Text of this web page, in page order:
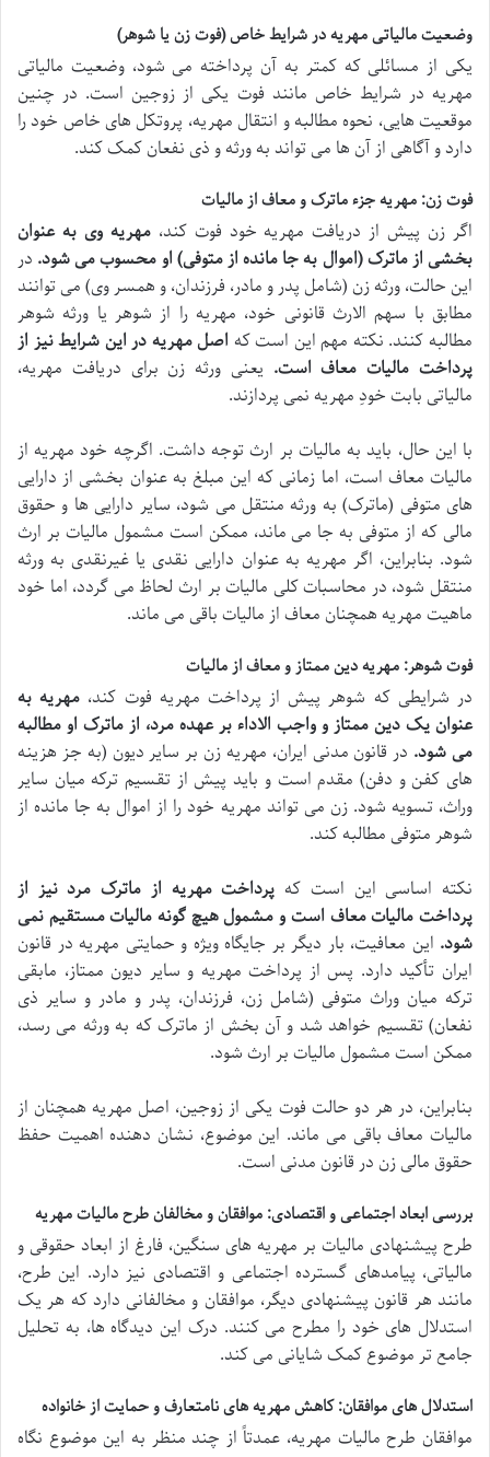
وضعیت مالیاتی مهریه در شرایط خاص (فوت زن یا شوهر)
یکی از مسائلی که کمتر به آن پرداخته می شود، وضعیت مالیاتی
مهریه در شرایط خاص مانند فوت یکی از زوجین است. در چنین
موقعیت هایی، نحوه مطالبه و انتقال مهریه، پروتکل های خاص خود را
دارد و آگاهی از آن ها می تواند به ورثه و ذی نفعان کمک کند.
فوت زن: مهریه جزء ماترک و معاف از مالیات
اگر زن پیش از دریافت مهریه خود فوت کند،مهریه وی به عنوان
بخشی از ماترک (اموال به جا مانده از متوفی) او محسوب می شود. در
این حالت، ورثه زن (شامل پدر و مادر، فرزندان، و همسر وی) می توانند
مطابق با سهم الارث قانونی خود، مهریه را از شوهر یا ورثه شوهر
مطالبه کنند. نکته مهم این است که اصل مهریه در این شرایط نیز از
پرداخت مالیات معاف است. یعنی ورثه زن برای دریافت مهریه،
مالیاتی بابت خودِ مهریه نمی پردازند.
با این حال، باید به مالیات بر ارث توجه داشت. اگرچه خود مهریه از
مالیات معاف است، اما زمانی که این مبلغ به عنوان بخشی از دارایی
های متوفی (ماترک) به ورثه منتقل می شود، سایر دارایی ها و حقوق
مالی که از متوفی به جا می ماند، ممکن است مشمول مالیات بر ارث
شود. بنابراین، اگر مهریه به عنوان دارایی نقدی یا غیرنقدی به ورثه
منتقل شود، در محاسبات کلی مالیات بر ارث لحاظ می گردد، اما خود
ماهیت مهریه همچنان معاف از مالیات باقی می ماند.
فوت شوهر: مهریه دین ممتاز و معاف از مالیات
در شرایطی که شوهر پیش از پرداخت مهریه فوت کند، مهریه به
عنوان یک دین ممتاز و واجب الاداء بر عهده مرد، از ماترک او مطالبه
می شود. در قانون مدنی ایران، مهریه زن بر سایر دیون (به جز هزینه
های کفن و دفن) مقدم است و باید پیش از تقسیم ترکه میان سایر
وراث، تسویه شود. زن می تواند مهریه خود را از اموال به جا مانده از
شوهر متوفی مطالبه کند.
نکته اساسی این است که پرداخت مهریه از ماترک مرد نیز از
پرداخت مالیات معاف است و مشمول هیچ گونه مالیات مستقیم نمی
شود. این معافیت، بار دیگر بر جایگاه ویژه و حمایتی مهریه در قانون
ایران تأکید دارد. پس از پرداخت مهریه و سایر دیون ممتاز، مابقی
ترکه میان وراث متوفی (شامل زن، فرزندان، پدر و مادر و سایر ذی
نفعان) تقسیم خواهد شد و آن بخش از ماترک که به ورثه می رسد،
ممکن است مشمول مالیات بر ارث شود.
بنابراین، در هر دو حالت فوت یکی از زوجین، اصل مهریه همچنان از
مالیات معاف باقی می ماند. این موضوع، نشان دهنده اهمیت حفظ
حقوق مالی زن در قانون مدنی است.
بررسی ابعاد اجتماعی و اقتصادی: موافقان و مخالفان طرح مالیات مهریه
طرح پیشنهادی مالیات بر مهریه های سنگین، فارغ از ابعاد حقوقی و
مالیاتی، پیامدهای گسترده اجتماعی و اقتصادی نیز دارد. این طرح،
مانند هر قانون پیشنهادی دیگر، موافقان و مخالفانی دارد که هر یک
استدلال های خود را مطرح می کنند. درک این دیدگاه ها، به تحلیل
جامع تر موضوع کمک شایانی می کند.
استدلال های موافقان: کاهش مهریه های نامتعارف و حمایت از خانواده
موافقان طرح مالیات مهریه، عمدتاً از چند منظر به این موضوع نگاه